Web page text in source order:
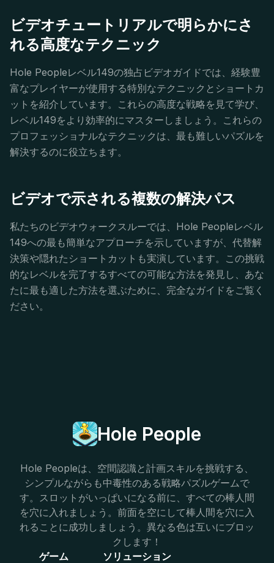
ビデオチュートリアルで明らかにさ
れる高度なテクニック
Hole Peopleレベル149の独占ビデオガイドでは、経験豊
富なプレイヤーが使用する特別なテクニックとショートカ
ットを紹介しています。これらの高度な戦略を見て学び、
レベル149をより効率的にマスターしましょう。これらの
プロフェッショナルなテクニックは、最も難しいパズルを
解決するのに役立ちます。
ビデオで示される複数の解決パス
私たちのビデオウォークスルーでは、Hole Peopleレベル
149への最も簡単なアプローチを示していますが、代替解
決策や隠れたショートカットも実演しています。この挑戦
的なレベルを完了するすべての可能な方法を発見し、あな
たに最も適した方法を選ぶために、完全なガイドをご覧く
ださい。
Hole People
Hole Peopleは、空間認識と計画スキルを挑戦する、
シンプルながらも中毒性のある戦略パズルゲームで
す。スロットがいっぱいになる前に、すべての棒人間
を穴に入れましょう。前面を空にして棒人間を穴に入
れることに成功しましょう。異なる色は互いにブロッ
クします！
ゲーム
ソリューション